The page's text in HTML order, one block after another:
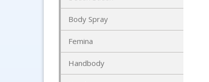
Body Spray
Femina
Handbody